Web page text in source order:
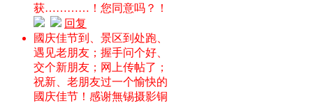
获…………！您同意吗？！
回复
國庆佳节到、景区到处跑、
遇见老朋友；握手问个好、
交个新朋友；网上传帖了；
祝新、老朋友过一个愉快的
國庆佳节！感谢無锡摄影铜